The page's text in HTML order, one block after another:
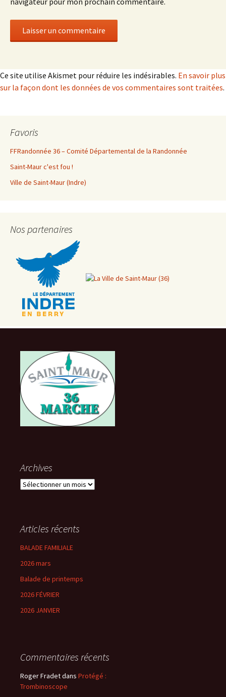
Ce site utilise Akismet pour réduire les indésirables. En savoir plus
sur la façon dont les données de vos commentaires sont traitées.
Favoris
FFRandonnée 36 – Comité Départemental de la Randonnée
Saint-Maur c'est fou !
Ville de Saint-Maur (Indre)
Nos partenaires
Archives
Archives
Articles récents
BALADE FAMILIALE
2026 mars
Balade de printemps
2026 FÉVRIER
2026 JANVIER
Commentaires récents
Roger Fradetdans Protégé :
Trombinoscope